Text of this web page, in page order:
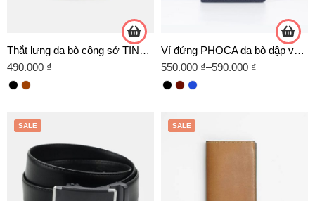
Thắt lưng da bò công sở TINO 07 -D02 VÀNG
490.000 ₫
Ví đứng PHOCA da bò dập vân Arlan
550.000 ₫–590.000 ₫
SALE SALE